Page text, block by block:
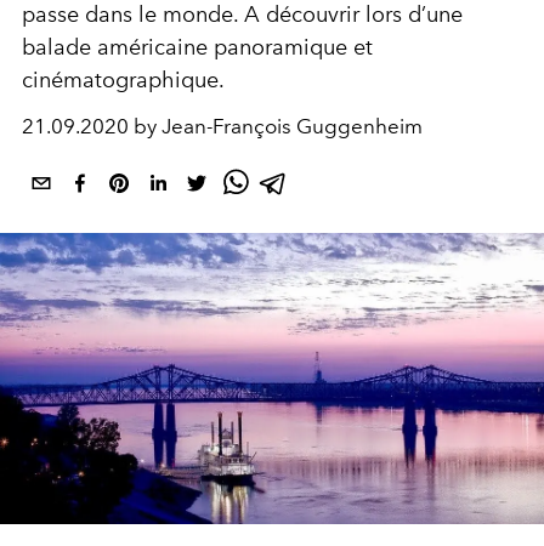
passe dans le monde. A découvrir lors d’une
balade américaine panoramique et
cinématographique.
21.09.2020 by Jean-François Guggenheim